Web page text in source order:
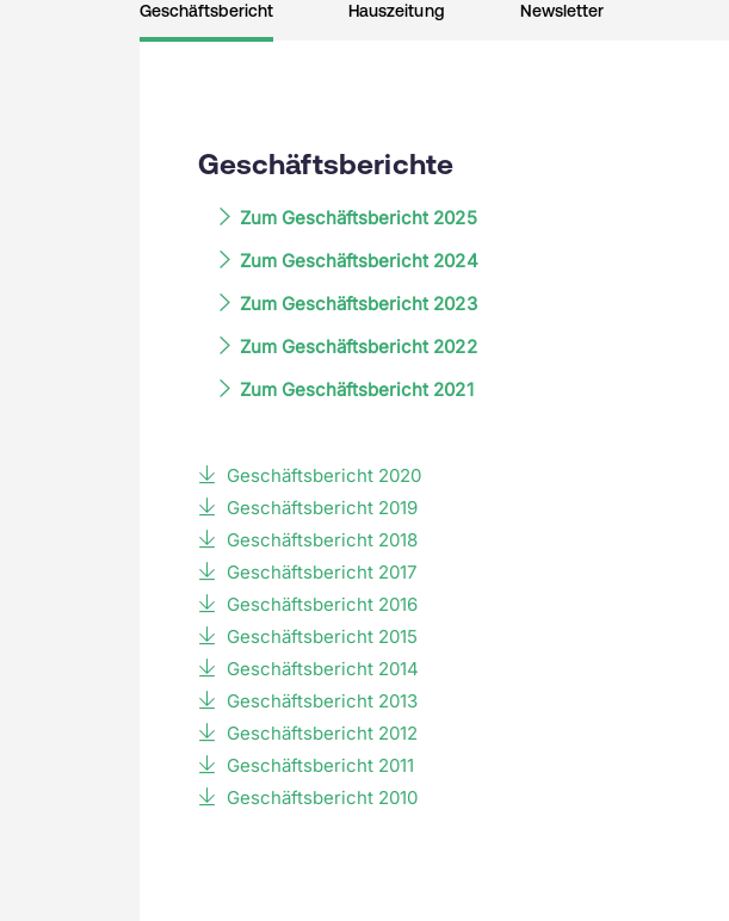
Geschäftsbericht Hauszeitung Newsletter
Geschäftsberichte
Zum Geschäftsbericht 2025
Zum Geschäftsbericht 2024
Zum Geschäftsbericht 2023
Zum Geschäftsbericht 2022
Zum Geschäftsbericht 2021
Geschäftsbericht 2020
Geschäftsbericht 2019
Geschäftsbericht 2018
Geschäftsbericht 2017
Geschäftsbericht 2016
Geschäftsbericht 2015
Geschäftsbericht 2014
Geschäftsbericht 2013
Geschäftsbericht 2012
Geschäftsbericht 2011
Geschäftsbericht 2010